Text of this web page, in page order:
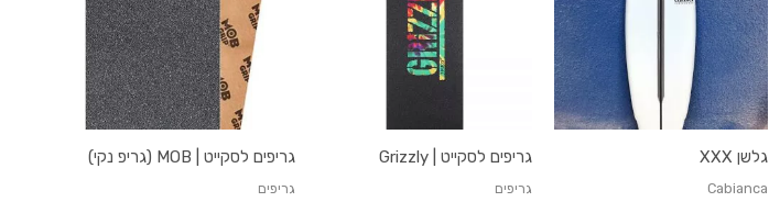
גלשן XXX
Cabianca
גריפים לסקייט | Grizzly
גריפים
גריפים לסקייט | MOB (גריפ נקי)
גריפים